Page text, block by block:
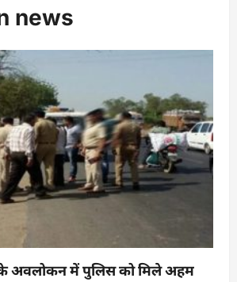
news
अवलोकन में पुलिस को मिले अहम